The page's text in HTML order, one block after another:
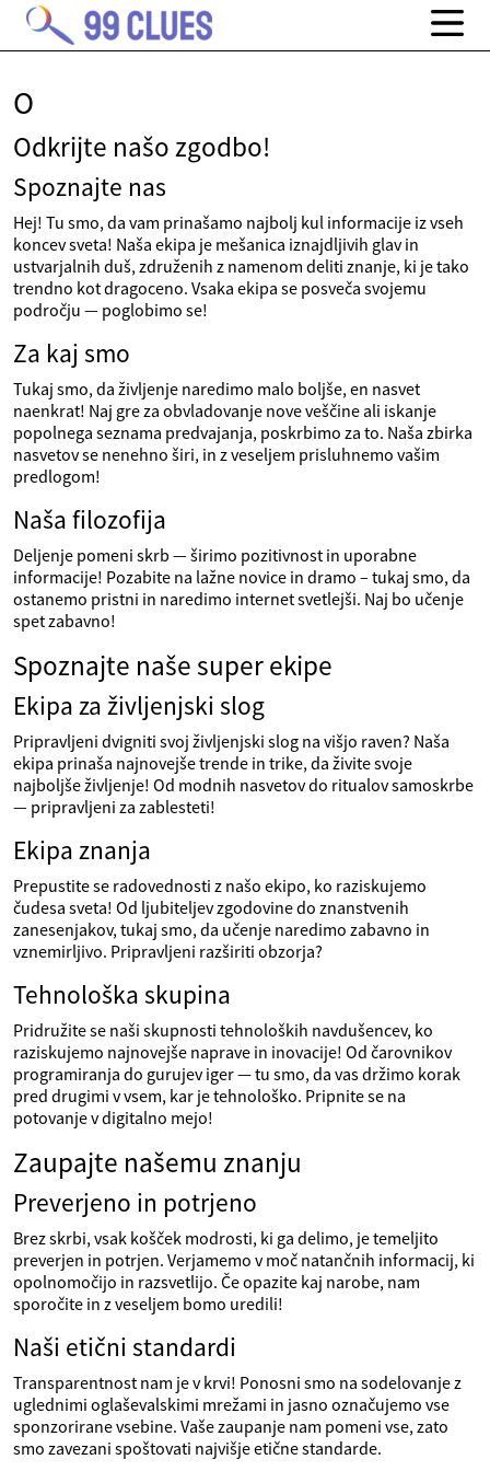
O
Odkrijte našo zgodbo!
Spoznajte nas
Hej! Tu smo, da vam prinašamo najbolj kul informacije iz vseh
koncev sveta! Naša ekipa je mešanica iznajdljivih glav in
ustvarjalnih duš, združenih z namenom deliti znanje, ki je tako
trendno kot dragoceno. Vsaka ekipa se posveča svojemu
področju — poglobimo se!
Za kaj smo
Tukaj smo, da življenje naredimo malo boljše, en nasvet
naenkrat! Naj gre za obvladovanje nove veščine ali iskanje
popolnega seznama predvajanja, poskrbimo za to. Naša zbirka
nasvetov se nenehno širi, in z veseljem prisluhnemo vašim
predlogom!
Naša filozofija
Deljenje pomeni skrb — širimo pozitivnost in uporabne
informacije! Pozabite na lažne novice in dramo – tukaj smo, da
ostanemo pristni in naredimo internet svetlejši. Naj bo učenje
spet zabavno!
Spoznajte naše super ekipe
Ekipa za življenjski slog
Pripravljeni dvigniti svoj življenjski slog na višjo raven? Naša
ekipa prinaša najnovejše trende in trike, da živite svoje
najboljše življenje! Od modnih nasvetov do ritualov samoskrbe
— pripravljeni za zablesteti!
Ekipa znanja
Prepustite se radovednosti z našo ekipo, ko raziskujemo
čudesa sveta! Od ljubiteljev zgodovine do znanstvenih
zanesenjakov, tukaj smo, da učenje naredimo zabavno in
vznemirljivo. Pripravljeni razširiti obzorja?
Tehnološka skupina
Pridružite se naši skupnosti tehnoloških navdušencev, ko
raziskujemo najnovejše naprave in inovacije! Od čarovnikov
programiranja do gurujev iger — tu smo, da vas držimo korak
pred drugimi v vsem, kar je tehnološko. Pripnite se na
potovanje v digitalno mejo!
Zaupajte našemu znanju
Preverjeno in potrjeno
Brez skrbi, vsak košček modrosti, ki ga delimo, je temeljito
preverjen in potrjen. Verjamemo v moč natančnih informacij, ki
opolnomočijo in razsvetlijo. Če opazite kaj narobe, nam
sporočite in z veseljem bomo uredili!
Naši etični standardi
Transparentnost nam je v krvi! Ponosni smo na sodelovanje z
uglednimi oglaševalskimi mrežami in jasno označujemo vse
sponzorirane vsebine. Vaše zaupanje nam pomeni vse, zato
smo zavezani spoštovati najvišje etične standarde.